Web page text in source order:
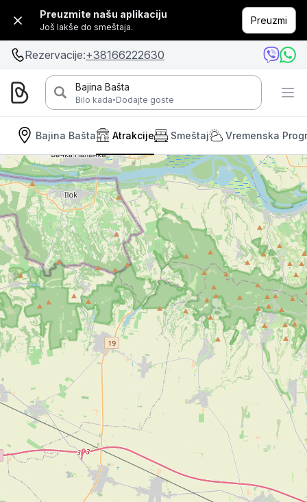
Preuzmite našu aplikaciju
Još lakše do smeštaja.
Preuzmi
Rezervacije:+38166222630
Bajina Bašta
Bilo kada·Dodajte goste
Bajina Bašta Smeštaj
Atrakcije Vremenska